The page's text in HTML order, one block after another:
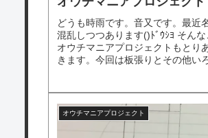
どうも時雨です。音又です。最近
混乱しつつあります()ﾄﾞｳｼﾖ そん
オウチマニアプロジェクトもとり
きます。今回は板張りとその他い
オウチマニアプロジェクト